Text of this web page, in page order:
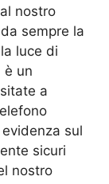
nostro
sempre la
luce di
è un
a
sul
sicuri
nostro